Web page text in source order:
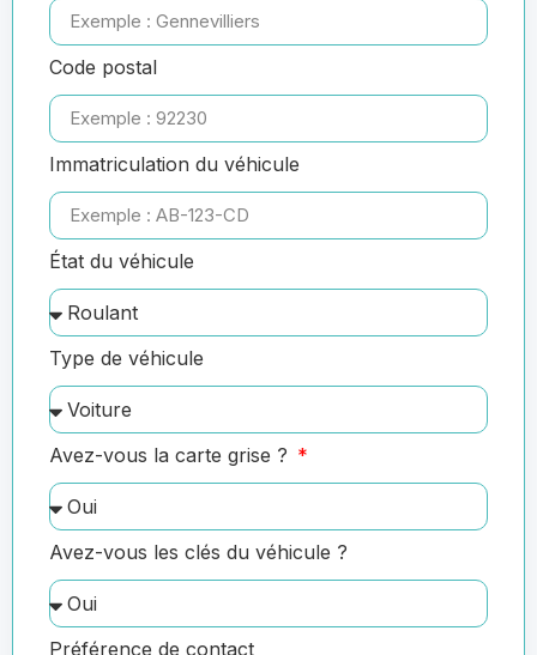
Code postal
Immatriculation du véhicule
État du véhicule
Type de véhicule
Avez-vous la carte grise ?
Avez-vous les clés du véhicule ?
Préférence de contact